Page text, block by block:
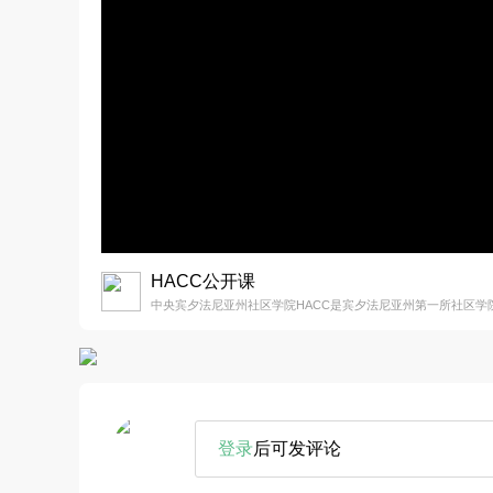
HACC公开课
中央宾夕法尼亚州社区学院HACC是宾夕法尼亚州第一所社区学
登录后可发评论